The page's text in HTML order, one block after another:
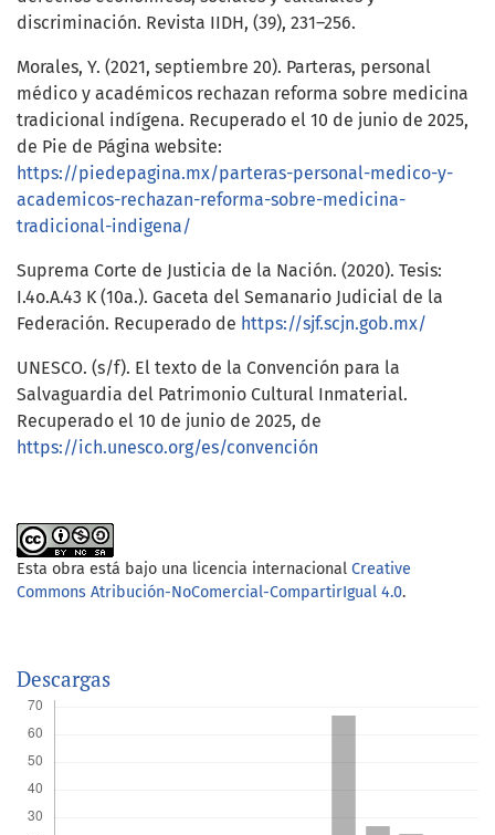
discriminación. Revista IIDH, (39), 231–256.
Morales, Y. (2021, septiembre 20). Parteras, personal
médico y académicos rechazan reforma sobre medicina
tradicional indígena. Recuperado el 10 de junio de 2025,
de Pie de Página website:
https://piedepagina.mx/parteras-personal-medico-y-
academicos-rechazan-reforma-sobre-medicina-
tradicional-indigena/
Suprema Corte de Justicia de la Nación. (2020). Tesis:
I.4o.A.43 K (10a.). Gaceta del Semanario Judicial de la
Federación. Recuperado de https://sjf.scjn.gob.mx/
UNESCO. (s/f). El texto de la Convención para la
Salvaguardia del Patrimonio Cultural Inmaterial.
Recuperado el 10 de junio de 2025, de
https://ich.unesco.org/es/convención
Esta obra está bajo una licencia internacional Creative
Commons Atribución-NoComercial-CompartirIgual 4.0.
Descargas